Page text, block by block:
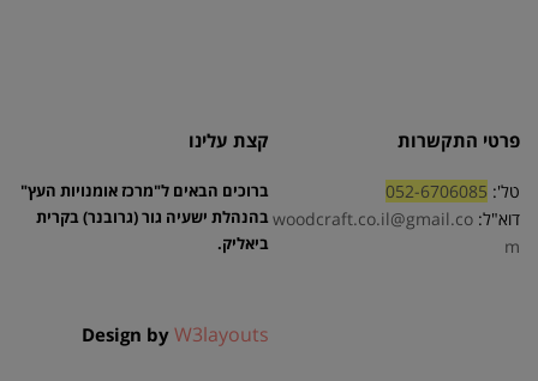
פרטי התקשרות
טל': 052-6706085
דוא"ל: woodcraft.co.il@gmail.co
m
קצת עלינו
ברוכים הבאים ל"מרכז אומנויות העץ"
בהנהלת ישעיה גור (גרובנר) בקרית
ביאליק.
Design by W3layouts